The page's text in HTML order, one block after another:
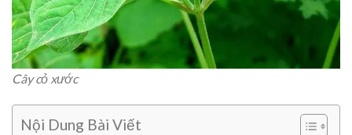
Cây cỏ xước
Nội Dung Bài Viết